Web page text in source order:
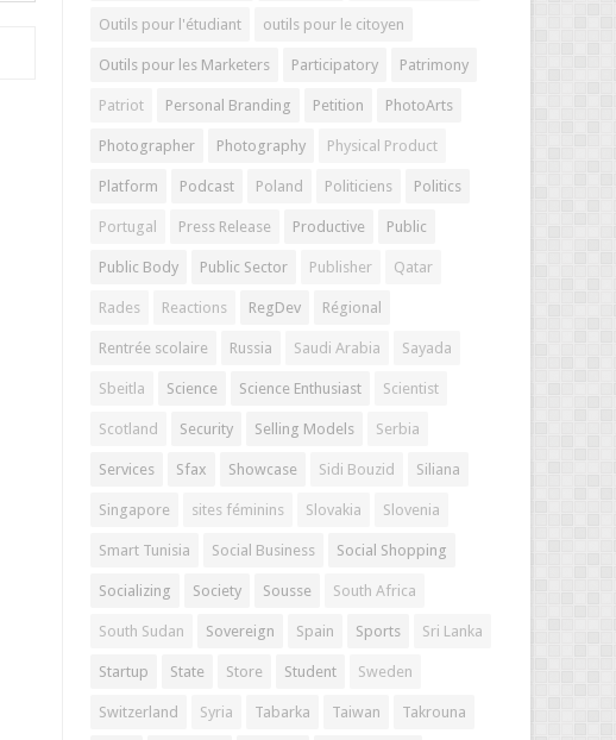
Outils pour l'étudiant outils pour le citoyen
Outils pour les Marketers Participatory Patrimony
Patriot Personal Branding Petition PhotoArts
Photographer Photography Physical Product
Platform Podcast Poland Politiciens Politics
Portugal Press Release Productive Public
Public Body Public Sector Publisher Qatar
Rades Reactions RegDev Régional
Rentrée scolaire Russia Saudi Arabia Sayada
Sbeitla Science Science Enthusiast Scientist
Scotland Security Selling Models Serbia
Services Sfax Showcase Sidi Bouzid Siliana
Singapore sites féminins Slovakia Slovenia
Smart Tunisia Social Business Social Shopping
Socializing Society Sousse South Africa
South Sudan Sovereign Spain Sports Sri Lanka
Startup State Store Student Sweden
Switzerland Syria Tabarka Taiwan Takrouna